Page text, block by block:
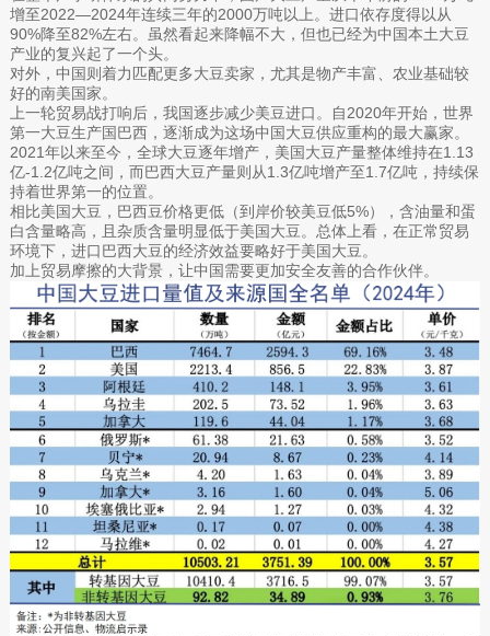
增至2022—2024年连续三年的2000万吨以上。进口依存度得以从
90%降至82%左右。虽然看起来降幅不大，但也已经为中国本土大豆
产业的复兴起了一个头。
对外，中国则着力匹配更多大豆卖家，尤其是物产丰富、农业基础较
好的南美国家。
上一轮贸易战打响后，我国逐步减少美豆进口。自2020年开始，世界
第一大豆生产国巴西，逐渐成为这场中国大豆供应重构的最大赢家。
2021年以来至今，全球大豆逐年增产，美国大豆产量整体维持在1.13
亿-1.2亿吨之间，而巴西大豆产量则从1.3亿吨增产至1.7亿吨，持续保
持着世界第一的位置。
相比美国大豆，巴西豆价格更低（到岸价较美豆低5%），含油量和蛋
白含量略高，且杂质含量明显低于美国大豆。总体上看，在正常贸易
环境下，进口巴西大豆的经济效益要略好于美国大豆。
加上贸易摩擦的大背景，让中国需要更加安全友善的合作伙伴。